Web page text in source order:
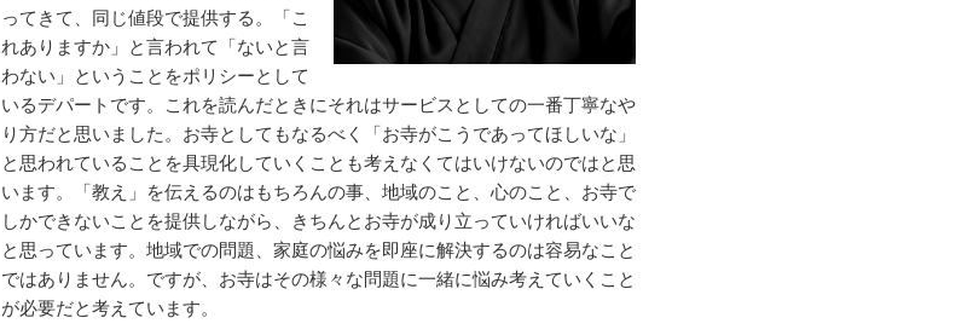
ってきて、同じ値段で提供する。「こ
れありますか」と言われて「ないと言
わない」ということをポリシーとして
いるデパートです。これを読んだときにそれはサービスとしての一番丁寧なや
り方だと思いました。お寺としてもなるべく「お寺がこうであってほしいな」
と思われていることを具現化していくことも考えなくてはいけないのではと思
います。「教え」を伝えるのはもちろんの事、地域のこと、心のこと、お寺で
しかできないことを提供しながら、きちんとお寺が成り立っていければいいな
と思っています。地域での問題、家庭の悩みを即座に解決するのは容易なこと
ではありません。ですが、お寺はその様々な問題に一緒に悩み考えていくこと
が必要だと考えています。